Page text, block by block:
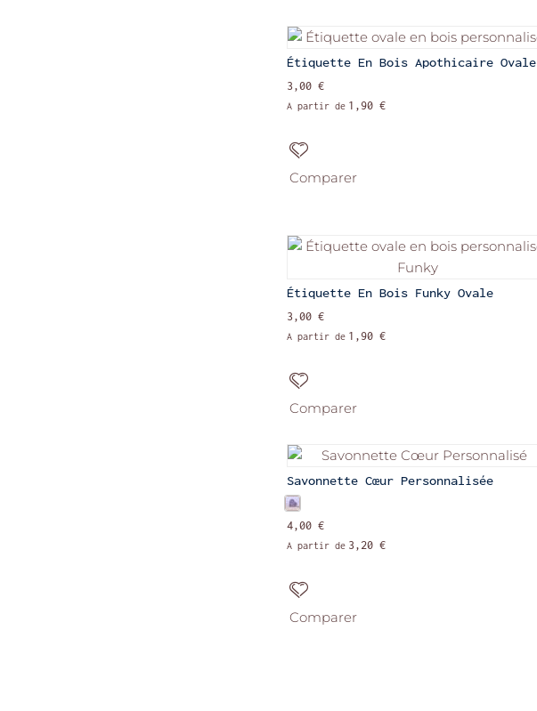
Étiquette En Bois Apothicaire Ovale
3,00 €
A partir de 1,90 €
Comparer
Étiquette En Bois Funky Ovale
3,00 €
A partir de 1,90 €
Comparer
Savonnette Cœur Personnalisée
4,00 €
A partir de 3,20 €
Comparer